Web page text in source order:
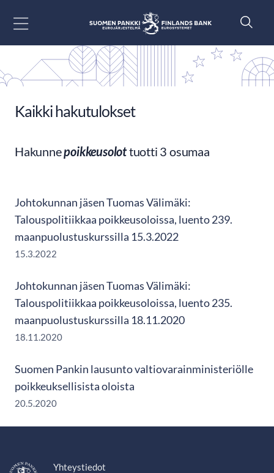
Kaikki hakutulokset
Hakunnepoikkeusolottuotti 3 osumaa
Johtokunnan jäsen Tuomas Välimäki:
Talouspolitiikkaa poikkeusoloissa, luento 239.
maanpuolustuskurssilla 15.3.2022
15.3.2022
Johtokunnan jäsen Tuomas Välimäki:
Talouspolitiikkaa poikkeusoloissa, luento 235.
maanpuolustuskurssilla 18.11.2020
18.11.2020
Suomen Pankin lausunto valtiovarainministeriölle
poikkeuksellisista oloista
20.5.2020
Yhteystiedot